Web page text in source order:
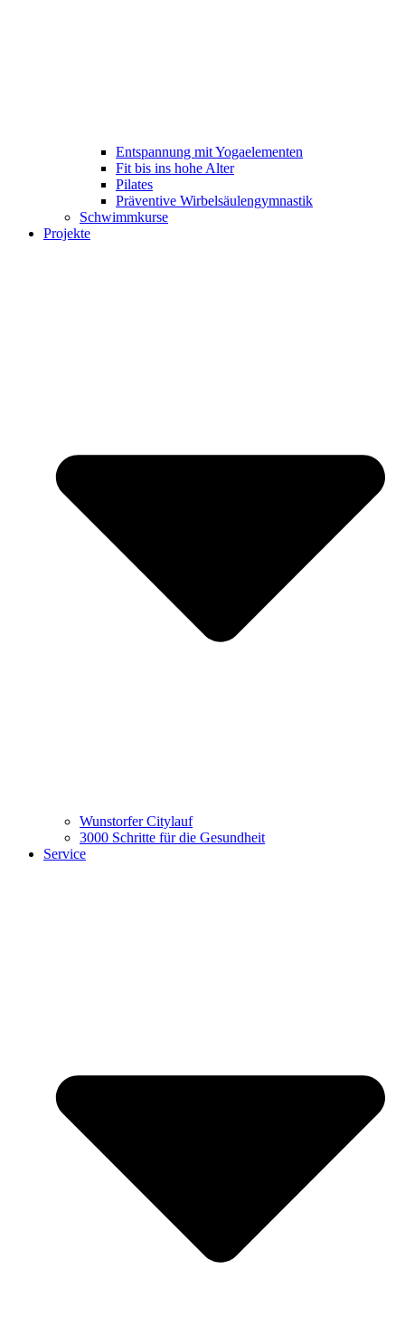
Entspannung mit Yogaelementen
Fit bis ins hohe Alter
Pilates
Präventive Wirbelsäulengymnastik
Schwimmkurse
Projekte
Wunstorfer Citylauf
3000 Schritte für die Gesundheit
Service